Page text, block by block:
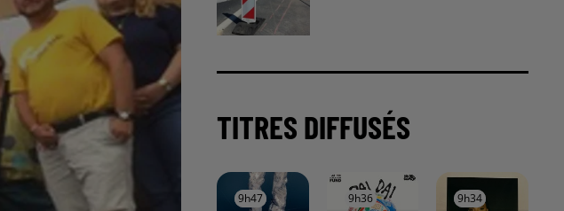
TITRES DIFFUSÉS
9h47
9h47 9h36
9h36 9h34
9h34